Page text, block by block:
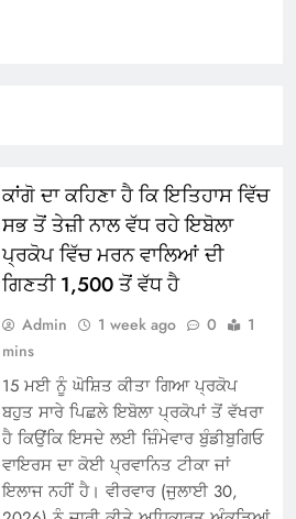
ਕਾਂਗੋ ਦਾ ਕਹਿਣਾ ਹੈ ਕਿ ਇਤਿਹਾਸ ਵਿੱਚ
ਸਭ ਤੋਂ ਤੇਜ਼ੀ ਨਾਲ ਵੱਧ ਰਹੇ ਇਬੋਲਾ
ਪ੍ਰਕੋਪ ਵਿੱਚ ਮਰਨ ਵਾਲਿਆਂ ਦੀ
ਗਿਣਤੀ 1,500 ਤੋਂ ਵੱਧ ਹੈ
Admin 1 week ago 0
1
mins
15 ਮਈ ਨੂੰ ਘੋਸ਼ਿਤ ਕੀਤਾ ਗਿਆ ਪ੍ਰਕੋਪ
ਬਹੁਤ ਸਾਰੇ ਪਿਛਲੇ ਇਬੋਲਾ ਪ੍ਰਕੋਪਾਂ ਤੋਂ ਵੱਖਰਾ
ਹੈ ਕਿਉਂਕਿ ਇਸਦੇ ਲਈ ਜ਼ਿੰਮੇਵਾਰ ਬੁੰਡੀਬੁਗਿਓ
ਵਾਇਰਸ ਦਾ ਕੋਈ ਪ੍ਰਵਾਨਿਤ ਟੀਕਾ ਜਾਂ
ਇਲਾਜ ਨਹੀਂ ਹੈ। ਵੀਰਵਾਰ (ਜੁਲਾਈ 30,